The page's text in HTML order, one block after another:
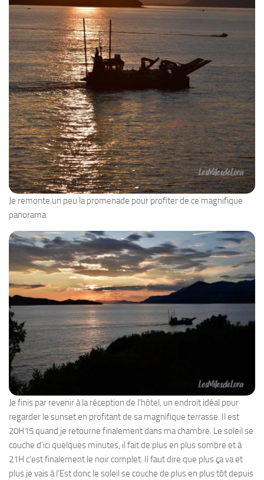
Je remonte un peu la promenade pour profiter de ce magnifique
panorama.
Je finis par revenir à la réception de l’hôtel, un endroit idéal pour
regarder le sunset en profitant de sa magnifique terrasse. Il est
20H15 quand je retourne finalement dans ma chambre. Le soleil se
couche d’ici quelques minutes, il fait de plus en plus sombre et à
21H c’est finalement le noir complet. Il faut dire que plus ça va et
plus je vais à l’Est donc le soleil se couche de plus en plus tôt depuis